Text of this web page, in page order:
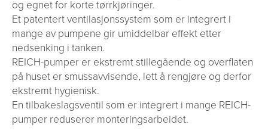
og egnet for korte tørrkjøringer.
Et patentert ventilasjonssystem som er integrert i
mange av pumpene gir umiddelbar effekt etter
nedsenking i tanken.
REICH-pumper er ekstremt stillegående og overflaten
på huset er smussavvisende, lett å rengjøre og derfor
ekstremt hygienisk.
En tilbakeslagsventil som er integrert i mange REICH-
pumper reduserer monteringsarbeidet.